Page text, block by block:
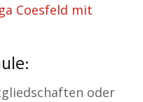
Coesfeld mit
oder